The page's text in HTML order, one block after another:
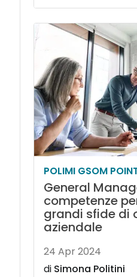
POLIMI GSOM
General
competenze
grandi sfide di
aziendale
24 Apr 2024
di Simona Politini